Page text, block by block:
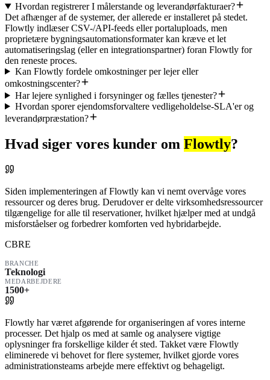
Hvordan registrerer I målerstande og leverandørfakturaer?
Det afhænger af de systemer, der allerede er installeret på stedet.
Flowtly indlæser CSV-/API-feeds eller portaluploads, men
proprietære bygningsautomationsformater kan kræve et let
automatiseringslag (eller en integrationspartner) foran Flowtly for
den reneste proces.
Kan Flowtly fordele omkostninger per lejer eller
omkostningscenter?
Har lejere synlighed i forsyninger og fælles tjenester?
Hvordan sporer ejendomsforvaltere vedligeholdelse-SLA'er og
leverandørpræstation?
Hvad siger vores kunder om Flowtly?
Siden implementeringen af Flowtly kan vi nemt overvåge vores
ressourcer og deres brug. Derudover er delte virksomhedsressourcer
tilgængelige for alle til reservationer, hvilket hjælper med at undgå
misforståelser og forbedrer komforten ved hybridarbejde.
CBRE
BRANCHE
Teknologi
MEDARBEJDERE
1500+
Flowtly har været afgørende for organiseringen af vores interne
processer. Det hjalp os med at samle og analysere vigtige
oplysninger fra forskellige kilder ét sted. Takket være Flowtly
eliminerede vi behovet for flere systemer, hvilket gjorde vores
administrationsteams arbejde mere effektivt og behageligt.